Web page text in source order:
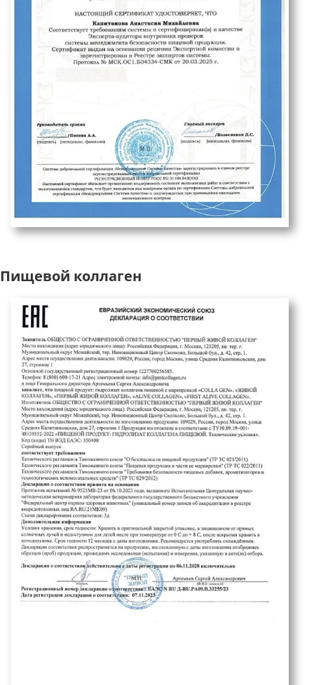
Пищевой коллаген